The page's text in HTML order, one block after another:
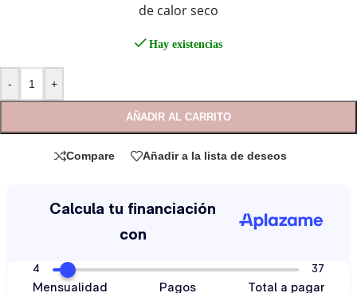
de calor seco
Hay existencias
- +
AÑADIR AL CARRITO
Compare Añadir a la lista de deseos